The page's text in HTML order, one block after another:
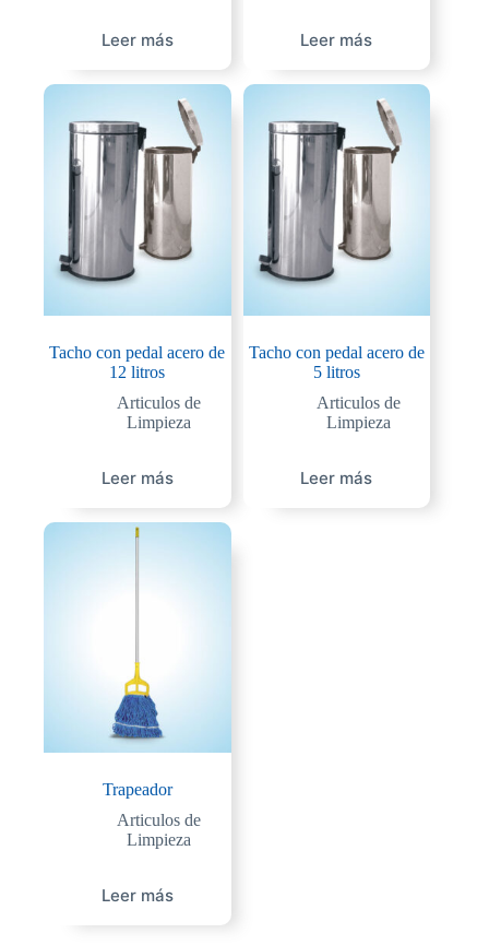
Leer más Leer más
Tacho con pedal acero de
12 litros
Articulos de
Limpieza
Leer más
Tacho con pedal acero de
5 litros
Articulos de
Limpieza
Leer más
Trapeador
Articulos de
Limpieza
Leer más